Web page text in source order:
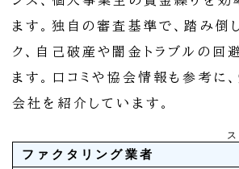
ます。独自の審査基準で、踏み倒
ク、自己破産や闇金トラブルの回
ます。口コミや協会情報も参考に
会社を紹介しています。
ファクタリング業者